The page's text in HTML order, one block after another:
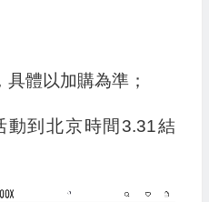
體以加購為準；
動到北京時間3.31結